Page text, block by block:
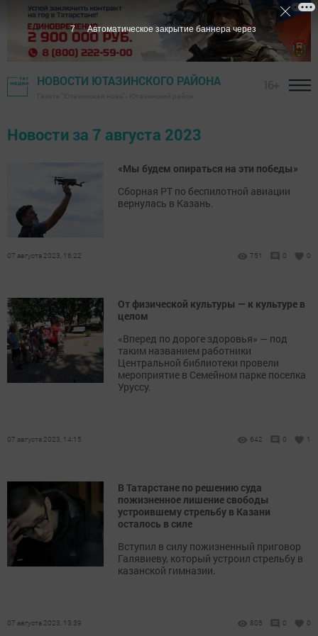
НОВОСТИ ЮТАЗИНСКОГО РАЙОНА
Новости за 7 августа 2023
«Мы будем опираться на эти победы»
Сборная РТ по беспилотной авиации
вернулась в Казань.
07 августа 2023, 16:22 751 0 0
От физической культуры — к культуре в
целом
«Вперед по дороге здоровья» — под
таким названием работники
Центральной библиотеки провели
мероприятие в Семейном парке поселка
Уруссу.
07 августа 2023, 14:15 642 0 1
В Татарстане по решению суда
пожизненное лишение свободы
устроившему стрельбу в Казани
осталось в силе
Вступил в силу пожизненный приговор
Галявиеву, который устроил стрельбу в
казанской гимназии.
07 августа 2023, 13:39 805 0 0
6 Автоматическое закрытие баннера через